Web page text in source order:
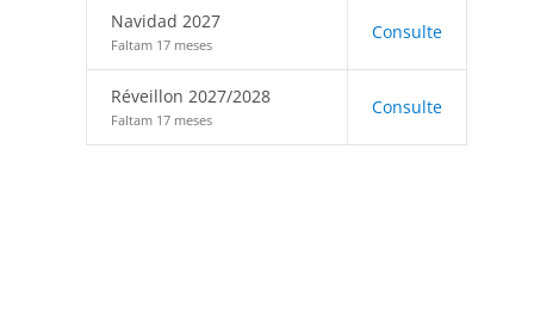
Navidad 2027
Faltam 17 meses
Consulte
Réveillon 2027/2028
Faltam 17 meses
Consulte